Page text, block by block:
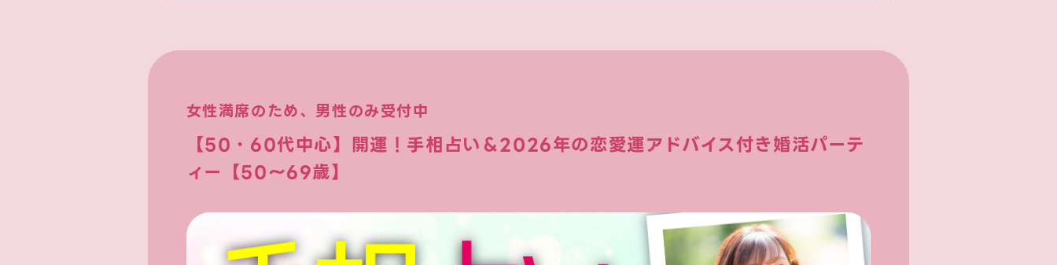
女性満席のため、男性のみ受付中
【50・60代中心】開運！手相占い＆2026年の恋愛運アドバイス付き婚活パーテ
ィー【50～69歳】